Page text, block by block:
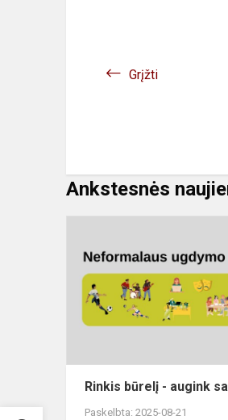
Grįžti
Ankstesnės
Rinkis būrelį - augink
Paskelbta: 2025-08-21